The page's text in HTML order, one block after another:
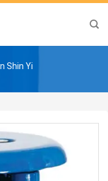
Shin Yi